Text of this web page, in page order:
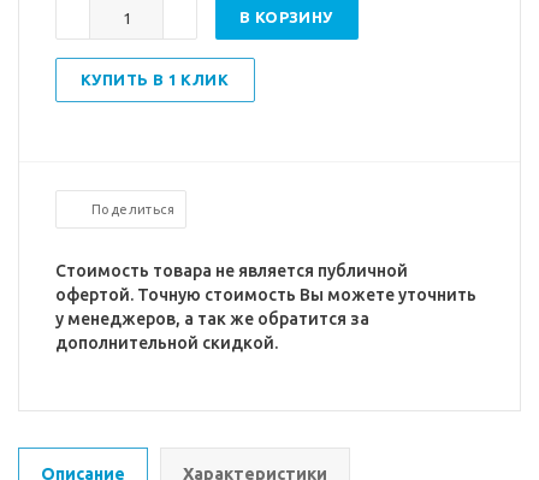
В КОРЗИНУ
КУПИТЬ В 1 КЛИК
Поделиться
Стоимость товара не является публичной
офертой. Точную стоимость Вы можете уточнить
у менеджеров, а так же обратится за
дополнительной скидкой.
Описание Характеристики